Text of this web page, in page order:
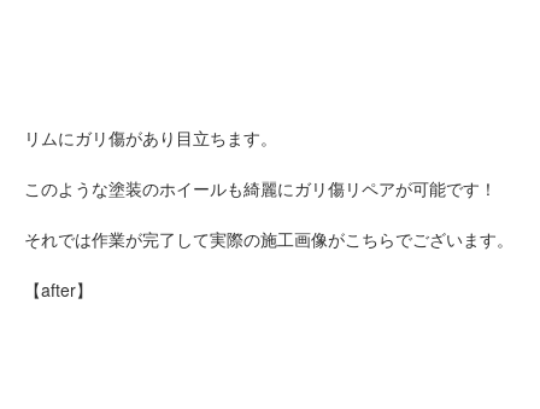
リムにガリ傷があり目立ちます。
このような塗装のホイールも綺麗にガリ傷リペアが可能です！
それでは作業が完了して実際の施工画像がこちらでございます。
【after】